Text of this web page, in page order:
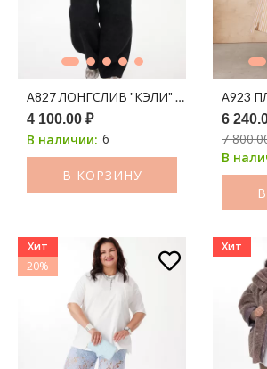
А827 ЛОНГСЛИВ "КЭЛИ" МОЛОКО
4 100.00 ₽
В наличии: 6
В КОРЗИНУ
А923
6
7
В
Хит
20%
Хит